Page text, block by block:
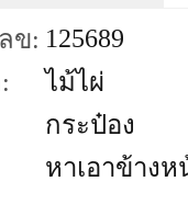
ข: 125689
ไม้ไผ่
กระป๋อง
หาเอาข้างห